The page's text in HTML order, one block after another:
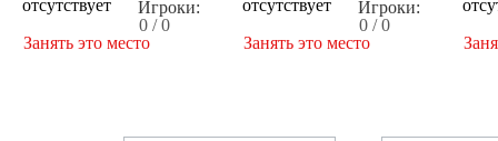
Игроки:
0 / 0
Занять это место
Игроки:
0 / 0
Занять это место